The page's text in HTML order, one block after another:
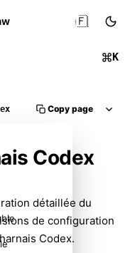
K
🇫🇷
Copy page
Codex
détaillée du
de configuration
Codex.